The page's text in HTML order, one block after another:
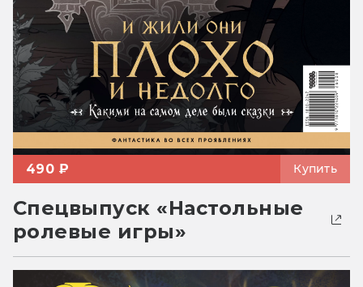
490 ₽ Купить
Спецвыпуск «Настольные
ролевые игры»